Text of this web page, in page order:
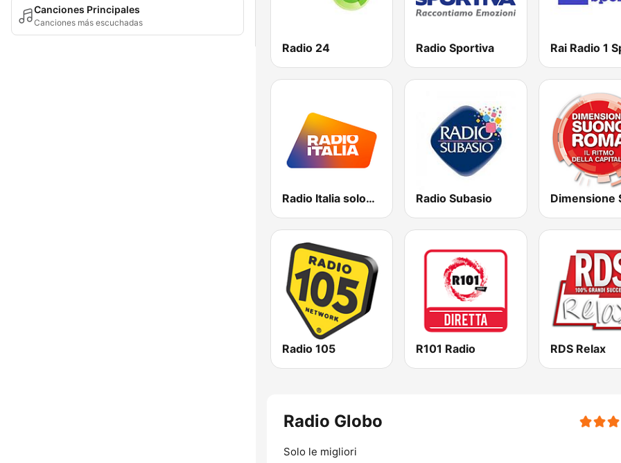
Canciones Principales
Canciones más escuchadas
Radio 24 Radio Sportiva Rai Radio 1
Radio Italia solomusicaitaliana Radio Subasio
Radio 105 R101 Radio RDS Relax
Radio Globo
Solo le migliori